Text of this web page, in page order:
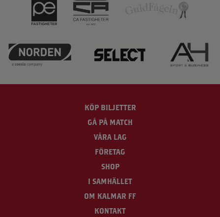
KÖP BILJETTER
GÅ PÅ MATCH
VÅRA LAG
FÖRETAG
SHOP
I SAMHÄLLET
OM KALMAR FF
KONTAKT